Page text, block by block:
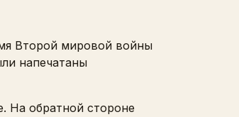
Второй мировой войны
напечатаны
На обратной стороне